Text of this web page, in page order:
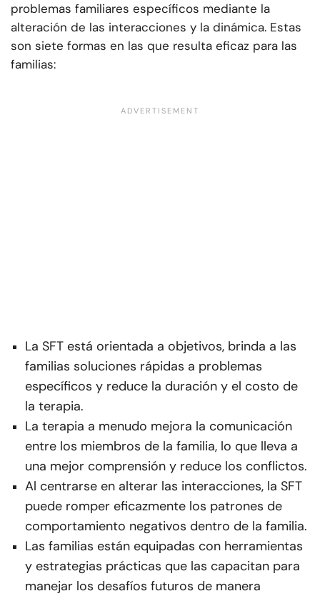
problemas familiares específicos mediante la
alteración de las interacciones y la dinámica. Estas
son siete formas en las que resulta eficaz para las
familias:
La SFT está orientada a objetivos, brinda a las
familias soluciones rápidas a problemas
específicos y reduce la duración y el costo de
la terapia.
La terapia a menudo mejora la comunicación
entre los miembros de la familia, lo que lleva a
una mejor comprensión y reduce los conflictos.
Al centrarse en alterar las interacciones, la SFT
puede romper eficazmente los patrones de
comportamiento negativos dentro de la familia.
Las familias están equipadas con herramientas
y estrategias prácticas que las capacitan para
manejar los desafíos futuros de manera